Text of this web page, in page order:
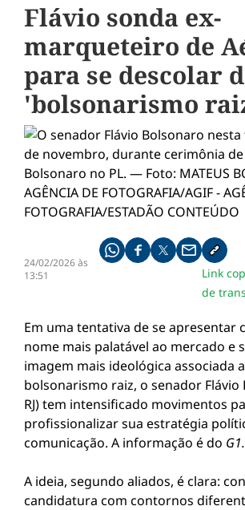
Flávio sonda ex-
marqueteiro de
para se descolar
'bolsonarismo
24/02/2026 às
13:51
Compartilhe pelo whatsapp
Compartilhar no
Compartilhar no
Link
de
Em uma tentativa de se apresentar
nome mais palatável ao mercado e
imagem mais ideológica associada
bolsonarismo raiz, o senador Flávio
RJ) tem intensificado movimentos
profissionalizar sua estratégia
comunicação. A informação é do G1.
A ideia, segundo aliados, é clara:
candidatura com contornos